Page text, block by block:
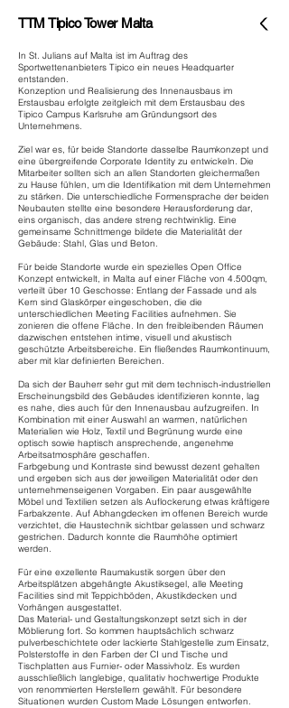
TTM Tipico Tower Malta
In St. Julians auf Malta ist im Auftrag des
Sportwettenanbieters Tipico ein neues Headquarter
entstanden.
Konzeption und Realisierung des Innenausbaus im
Erstausbau erfolgte zeitgleich mit dem Erstausbau des
Tipico Campus Karlsruhe am Gründungsort des
Unternehmens.
Ziel war es, für beide Standorte dasselbe Raumkonzept und
eine übergreifende Corporate Identity zu entwickeln. Die
Mitarbeiter sollten sich an allen Standorten gleichermaßen
zu Hause fühlen, um die Identifikation mit dem Unternehmen
zu stärken. Die unterschiedliche Formensprache der beiden
Neubauten stellte eine besondere Herausforderung dar,
eins organisch, das andere streng rechtwinklig. Eine
gemeinsame Schnittmenge bildete die Materialität der
Gebäude: Stahl, Glas und Beton.
Für beide Standorte wurde ein spezielles Open Office
Konzept entwickelt, in Malta auf einer Fläche von 4.500qm,
verteilt über 10 Geschosse: Entlang der Fassade und als
Kern sind Glaskörper eingeschoben, die die
unterschiedlichen Meeting Facilities aufnehmen. Sie
zonieren die offene Fläche. In den freibleibenden Räumen
dazwischen entstehen intime, visuell und akustisch
geschützte Arbeitsbereiche. Ein fließendes Raumkontinuum,
aber mit klar definierten Bereichen.
Da sich der Bauherr sehr gut mit dem technisch-industriellen
Erscheinungsbild des Gebäudes identifizieren konnte, lag
es nahe, dies auch für den Innenausbau aufzugreifen. In
Kombination mit einer Auswahl an warmen, natürlichen
Materialien wie Holz, Textil und Begrünung wurde eine
optisch sowie haptisch ansprechende, angenehme
Arbeitsatmosphäre geschaffen.
Farbgebung und Kontraste sind bewusst dezent gehalten
und ergeben sich aus der jeweiligen Materialität oder den
unternehmenseigenen Vorgaben. Ein paar ausgewählte
Möbel und Textilien setzen als Auflockerung etwas kräftigere
Farbakzente. Auf Abhangdecken im offenen Bereich wurde
verzichtet, die Haustechnik sichtbar gelassen und schwarz
gestrichen. Dadurch konnte die Raumhöhe optimiert
werden.
Für eine exzellente Raumakustik sorgen über den
Arbeitsplätzen abgehängte Akustiksegel, alle Meeting
Facilities sind mit Teppichböden, Akustikdecken und
Vorhängen ausgestattet.
Das Material- und Gestaltungskonzept setzt sich in der
Möblierung fort. So kommen hauptsächlich schwarz
pulverbeschichtete oder lackierte Stahlgestelle zum Einsatz,
Polsterstoffe in den Farben der CI und Tische und
Tischplatten aus Furnier- oder Massivholz. Es wurden
ausschließlich langlebige, qualitativ hochwertige Produkte
von renommierten Herstellern gewählt. Für besondere
Situationen wurden Custom Made Lösungen entworfen.